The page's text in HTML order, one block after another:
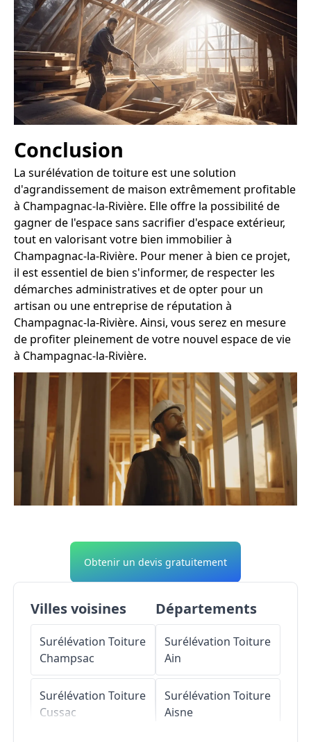
Conclusion
La surélévation de toiture est une solution
d'agrandissement de maison extrêmement profitable
à Champagnac-la-Rivière. Elle offre la possibilité de
gagner de l'espace sans sacrifier d'espace extérieur,
tout en valorisant votre bien immobilier à
Champagnac-la-Rivière. Pour mener à bien ce projet,
il est essentiel de bien s'informer, de respecter les
démarches administratives et de opter pour un
artisan ou une entreprise de réputation à
Champagnac-la-Rivière. Ainsi, vous serez en mesure
de profiter pleinement de votre nouvel espace de vie
à Champagnac-la-Rivière.
Obtenir un devis gratuitement
Villes voisines
Surélévation Toiture
Champsac
Surélévation Toiture
Cussac
Départements
Surélévation Toiture
Ain
Surélévation Toiture
Aisne